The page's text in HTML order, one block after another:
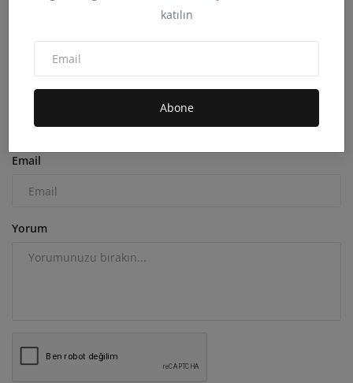
katılın
Abone
YORUMLAR
Email
Yorum